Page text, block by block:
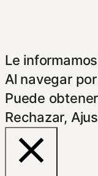
Le
Al navegar
Puede
Rechazar,